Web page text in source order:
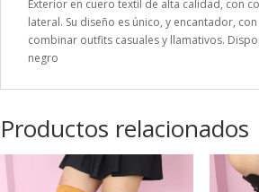
Exterior en cuero textil de alta calidad, con
lateral. Su diseño es único, y encantador,
combinar outfits casuales y llamativos.
negro
Productos relacionados